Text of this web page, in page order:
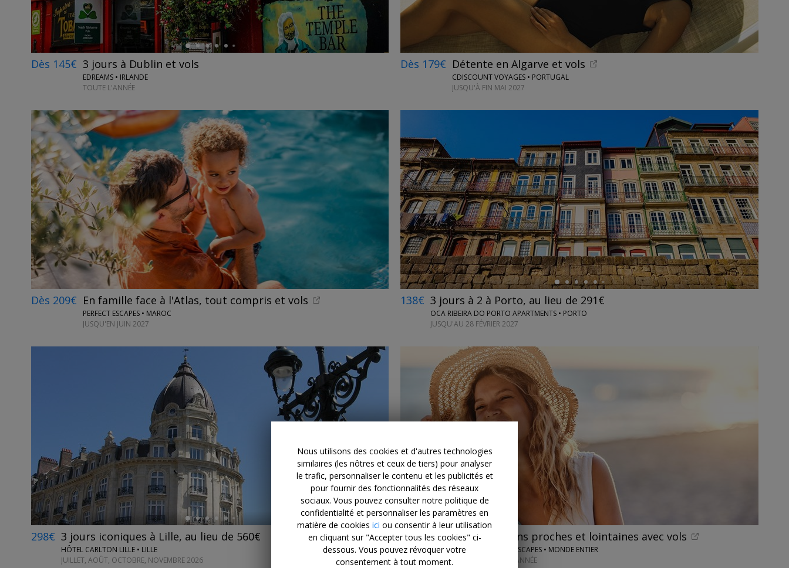
Dès 145€ 3 jours à Dublin et vols
EDREAMS • IRLANDE
TOUTE L'ANNÉE
Dès 179€ Détente en Algarve et vols
CDISCOUNT VOYAGES • PORTUGAL
JUSQU'À FIN MAI 2027
Dès 209€ En famille face à l'Atlas, tout compris et vols
PERFECT ESCAPES • MAROC
JUSQU'EN JUIN 2027
←
138€ 3 jours à 2 à Porto, au lieu de 291€
OCA RIBEIRA DO PORTO APARTMENTS • PORTO
JUSQU'AU 28 FÉVRIER 2027
298€ 3 jours iconiques à Lille, au lieu de 560€
HÔTEL CARLTON LILLE • LILLE
JUILLET, AOÛT, OCTOBRE, NOVEMBRE 2026
Notre sélection Évasions proches et lointaines avec vols
PERFECT ESCAPES • MONDE ENTIER
TOUTE L'ANNÉE
Nous utilisons des cookies et d'autres technologies
similaires (les nôtres et ceux de tiers) pour analyser
le trafic, personnaliser le contenu et les publicités et
pour fournir des fonctionnalités des réseaux
sociaux. Vous pouvez consulter notre politique de
confidentialité et personnaliser les paramètres en
matière de cookies ici ou consentir à leur utilisation
en cliquant sur "Accepter tous les cookies" ci-
dessous. Vous pouvez révoquer votre
consentement à tout moment.